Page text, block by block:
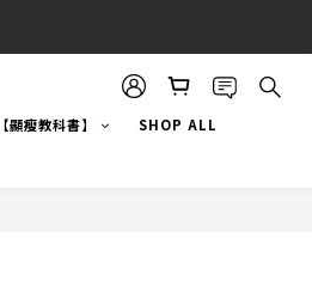
【顯瘦教科書】
SHOP ALL